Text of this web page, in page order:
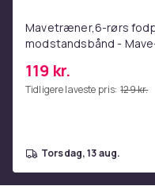
Mavetræner,6-rørs
modstandsbånd -
hjemmetræningscenter
119 kr.
Tidligere laveste pris: 129 kr.
torsdag, 13 aug.